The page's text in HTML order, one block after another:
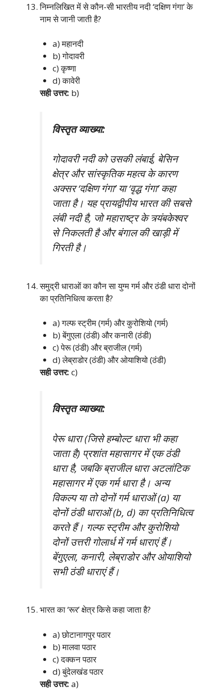
निम्नलिखित में से कौन-सी भारतीय नदी ‘दक्षिण गंगा’ के
नाम से जानी जाती है?
a) महानदी
b) गोदावरी
c) कृष्णा
d) कावेरी
सही उत्तर: b)
विस्तृत व्याख्या:
गोदावरी नदी को उसकी लंबाई, बेसिन
क्षेत्र और सांस्कृतिक महत्व के कारण
अक्सर ‘दक्षिण गंगा’ या ‘वृद्ध गंगा’ कहा
जाता है। यह प्रायद्वीपीय भारत की सबसे
लंबी नदी है, जो महाराष्ट्र के त्र्यंबकेश्वर
से निकलती है और बंगाल की खाड़ी में
गिरती है।
समुद्री धाराओं का कौन सा युग्म गर्म और ठंडी धारा दोनों
का प्रतिनिधित्व करता है?
a) गल्फ स्ट्रीम (गर्म) और कुरोशियो (गर्म)
b) बेंगुएला (ठंडी) और कनारी (ठंडी)
c) पेरू (ठंडी) और ब्राजील (गर्म)
d) लेब्राडोर (ठंडी) और ओयाशियो (ठंडी)
सही उत्तर: c)
विस्तृत व्याख्या:
पेरू धारा (जिसे हम्बोल्ट धारा भी कहा
जाता है) प्रशांत महासागर में एक ठंडी
धारा है, जबकि ब्राजील धारा अटलांटिक
महासागर में एक गर्म धारा है। अन्य
विकल्प या तो दोनों गर्म धाराओं (a) या
दोनों ठंडी धाराओं (b, d) का प्रतिनिधित्व
करते हैं। गल्फ स्ट्रीम और कुरोशियो
दोनों उत्तरी गोलार्ध में गर्म धाराएं हैं।
बेंगुएला, कनारी, लेब्राडोर और ओयाशियो
सभी ठंडी धाराएं हैं।
भारत का ‘रूर’ क्षेत्र किसे कहा जाता है?
a) छोटानागपुर पठार
b) मालवा पठार
c) दक्कन पठार
d) बुंदेलखंड पठार
सही उत्तर: a)